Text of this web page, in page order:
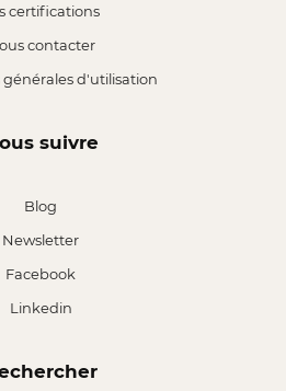
certifications
contacter
d'utilisation
suivre
Blog
Newsletter
Facebook
Linkedin